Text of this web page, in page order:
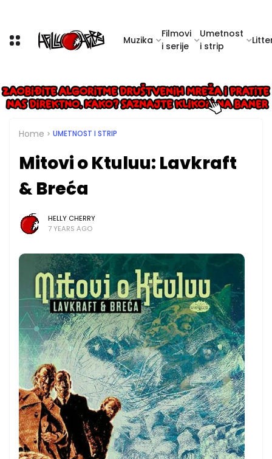
Muzika
Filmovi
i serije
Umetnost
i strip
Home UMETNOST I STRIP
Mitovi o Ktuluu: Lavkraft
& Breća
HELLY CHERRY
7 YEARS AGO